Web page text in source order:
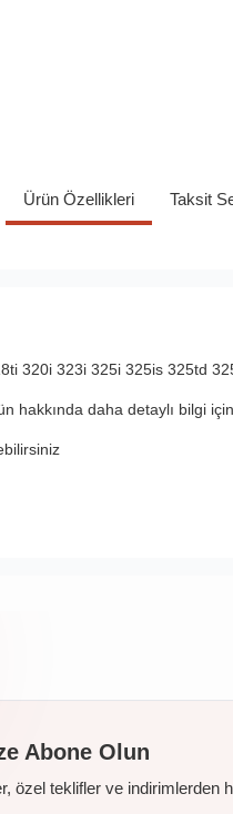
Ürün Özellikleri Taksit
320i 323i 325i 325is 325td
hakkında daha detaylı bilgi
Abone Olun
özel teklifler ve indirimlerden